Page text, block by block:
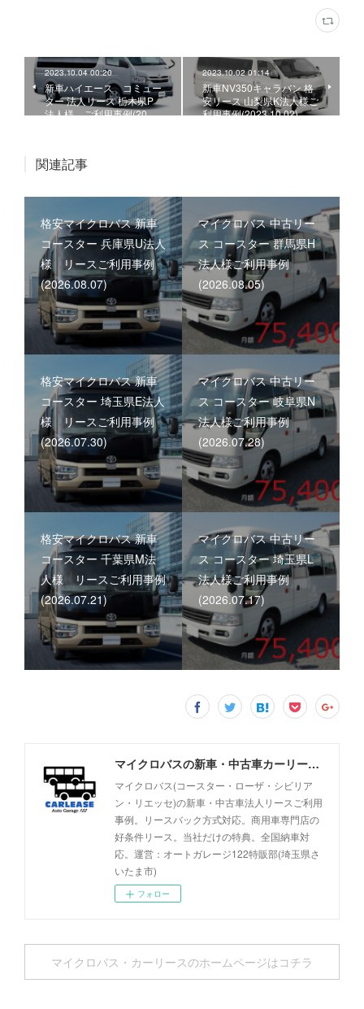
2023.10.04 00:20
新車ハイエース コミュー
ター 法人リース 栃木県P
法人様、ご利用事例(20…
2023.10.02 01:14
新車NV350キャラバン 格
安リース 山梨県K法人様ご
利用事例(2023.10.02)
関連記事
格安マイクロバス 新車
コースター 兵庫県U法人
様 リースご利用事例
(2026.08.07)
マイクロバス 中古リー
ス コースター 群馬県H
法人様ご利用事例
(2026.08.05)
格安マイクロバス 新車
コースター 埼玉県E法人
様 リースご利用事例
(2026.07.30)
マイクロバス 中古リー
ス コースター 岐阜県N
法人様ご利用事例
(2026.07.28)
格安マイクロバス 新車
コースター 千葉県M法
人様 リースご利用事例
(2026.07.21)
マイクロバス 中古リー
ス コースター 埼玉県L
法人様ご利用事例
(2026.07.17)
マイクロバスの新車・中古車カーリース事例 - オートガレージ122
マイクロバス(コースター・ローザ・シビリア
ン・リエッセ)の新車・中古車法人リースご利用
事例。リースバック方式対応。商用車専門店の
好条件リース。当社だけの特典。全国納車対
応。運営：オートガレージ122特販部(埼玉県さ
いたま市)
フォロー
マイクロバス・カーリースのホームページはコチラ